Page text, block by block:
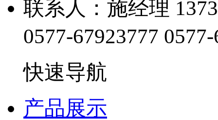
联系人：施经理
0577-67923777
快速导航
产品展示